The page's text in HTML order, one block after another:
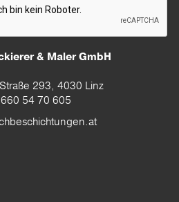
& Maler GmbH
293, 4030 Linz
54 70 605